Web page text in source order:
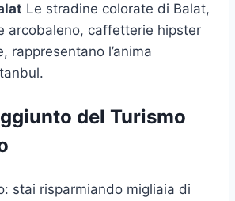
Le stradine colorate di Balat,
arcobaleno, caffetterie hipster
rappresentano l’anima
del Turismo
stai risparmiando migliaia di